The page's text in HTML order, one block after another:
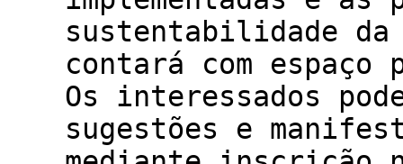
sustentabilidade
contará com
Os interessados
sugestões e